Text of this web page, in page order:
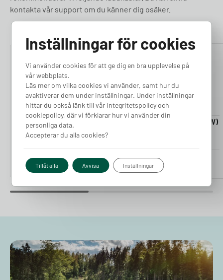
kontakta vår support om du känner dig osäker.
Laddkabel 5-20m (11kW)
Finns i lager
2 380kr
Laddkabel 5-20m (22kW)
2 980 kr
Inställningar för cookies
Vi använder cookies för att ge dig en bra upplevelse på
vår webbplats.
Läs mer om vilka cookies vi använder, samt hur du
avaktiverar dem under inställningar. Under inställningar
hittar du också länk till vår integritetspolicy och
cookiepolicy, där vi förklarar hur vi använder din
personliga data.
Accepterar du alla cookies?
Tillåt alla Avvisa Inställningar